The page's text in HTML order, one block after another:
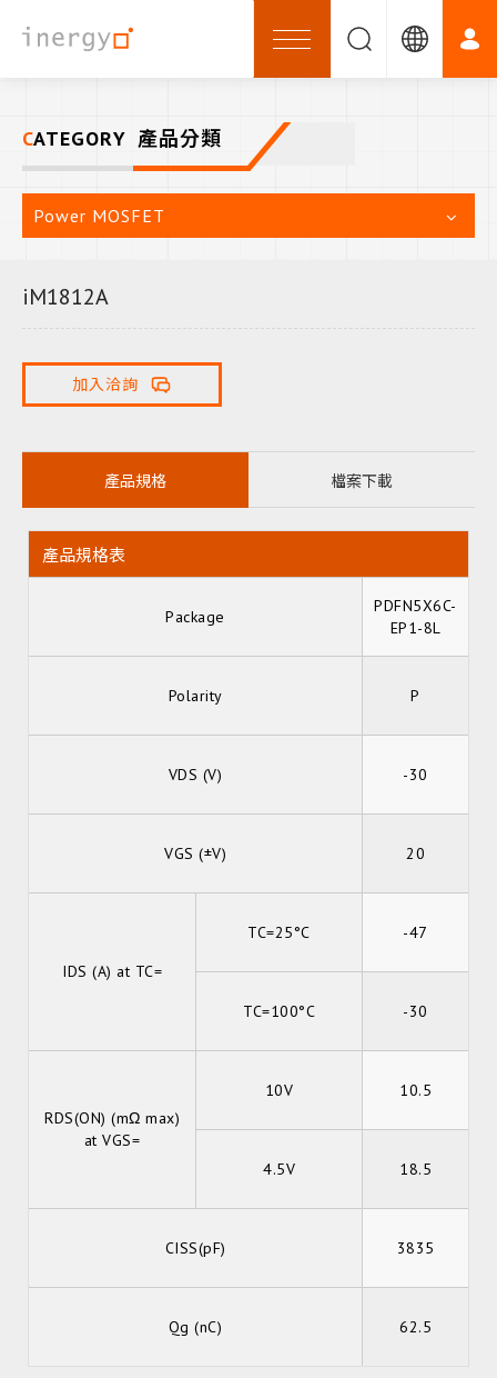
CATEGORY 產品分類
Power MOSFET
iM1812A
加入洽詢
產品規格 檔案下載
產品規格表
Package
PDFN5X6C-
EP1-8L
Polarity P
VDS (V) -30
VGS (±V) 20
IDS (A) at TC=
TC=25°C -47
TC=100°C -30
RDS(ON) (mΩ max)
at VGS=
10V 10.5
4.5V 18.5
CISS(pF) 3835
Qg (nC) 62.5